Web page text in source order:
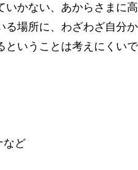
かない、あからさまに
場所に、わざわざ自分
いうことは考えにくいで
など